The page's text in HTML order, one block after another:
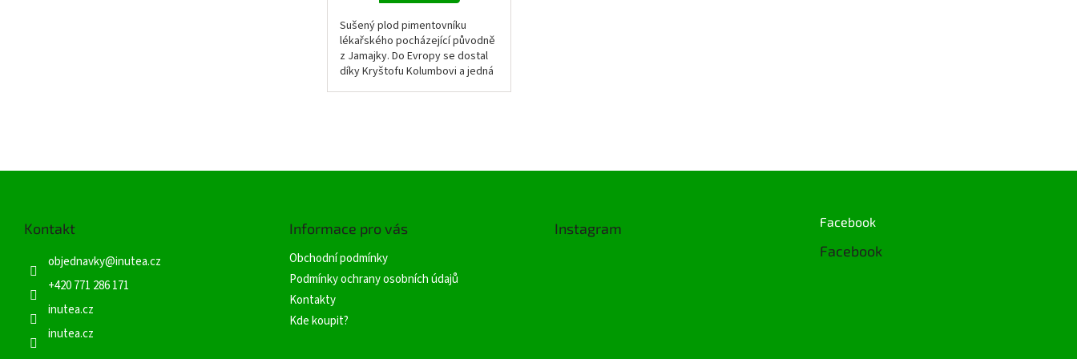
Sušený plod pimentovníku
lékařského pocházející původně
z Jamajky. Do Evropy se dostal
díky Kryštofu Kolumbovi a jedná
Kontakt
objednavky@inutea.cz
+420 771 286 171
inutea.cz
inutea.cz
Informace pro vás
Obchodní podmínky
Podmínky ochrany osobních údajů
Kontakty
Kde koupit?
Instagram Facebook
Facebook